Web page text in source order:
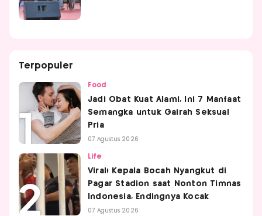
Terpopuler
Food
Jadi Obat Kuat Alami, Ini 7 Manfaat
Semangka untuk Gairah Seksual
Pria
07 Agustus 2026
Life
Viral! Kepala Bocah Nyangkut di
Pagar Stadion saat Nonton Timnas
Indonesia, Endingnya Kocak
07 Agustus 2026